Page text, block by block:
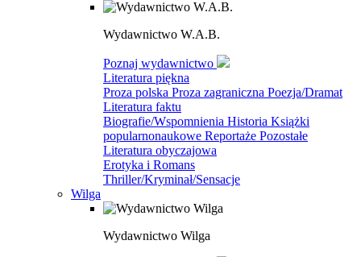
Wydawnictwo W.A.B.
Poznaj wydawnictwo
Literatura piękna
Proza polska Proza zagraniczna Poezja/Dramat
Literatura faktu
Biografie/Wspomnienia Historia Książki
popularnonaukowe Reportaże Pozostałe
Literatura obyczajowa
Erotyka i Romans
Thriller/Kryminał/Sensacje
Wilga
Wydawnictwo Wilga